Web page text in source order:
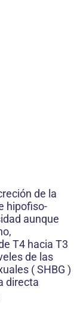
de la
hipofiso-
aunque
T4 hacia T3
de las
( SHBG )
directa